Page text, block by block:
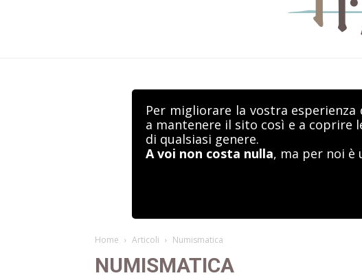
Per migliorare la vostra
a mantenere il sito così e a coprire
di qualsiasi genere.
A voi non costa nulla, ma per noi è
Home Articoli Numismatica
NUMISMATICA